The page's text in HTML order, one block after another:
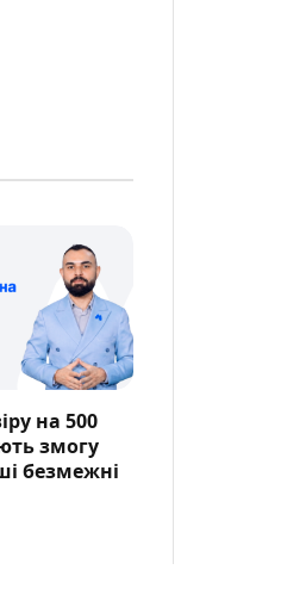
на 500
змогу
безмежні